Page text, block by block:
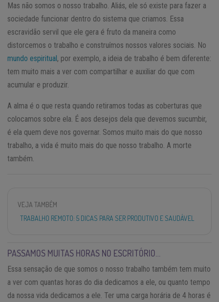
Mas não somos o nosso trabalho. Aliás, ele só existe para fazer a
sociedade funcionar dentro do sistema que criamos. Essa
escravidão servil que ele gera é fruto da maneira como
distorcemos o trabalho e construímos nossos valores sociais. No
mundo espiritual, por exemplo, a ideia de trabalho é bem diferente:
tem muito mais a ver com compartilhar e auxiliar do que com
acumular e produzir.
A alma é o que resta quando retiramos todas as coberturas que
colocamos sobre ela. É aos desejos dela que devemos sucumbir,
é ela quem deve nos governar. Somos muito mais do que nosso
trabalho, a vida é muito mais do que nosso trabalho. A morte
também.
VEJA TAMBÉM
TRABALHO REMOTO: 5 DICAS PARA SER PRODUTIVO E SAUDÁVEL
PASSAMOS MUITAS HORAS NO ESCRITÓRIO…
Essa sensação de que somos o nosso trabalho também tem muito
a ver com quantas horas do dia dedicamos a ele, ou quanto tempo
da nossa vida dedicamos a ele. Ter uma carga horária de 4 horas é